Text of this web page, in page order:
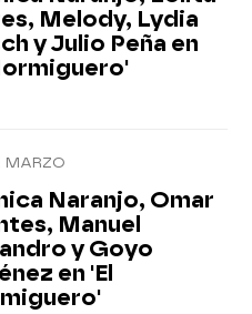
Melody, Lydia
y Julio Peña en
MARZO
Naranjo, Omar
Manuel
y Goyo
en 'El